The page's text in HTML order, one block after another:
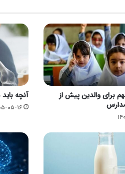
برای والدین پیش از
آنچه باید
۱۴۰۵-